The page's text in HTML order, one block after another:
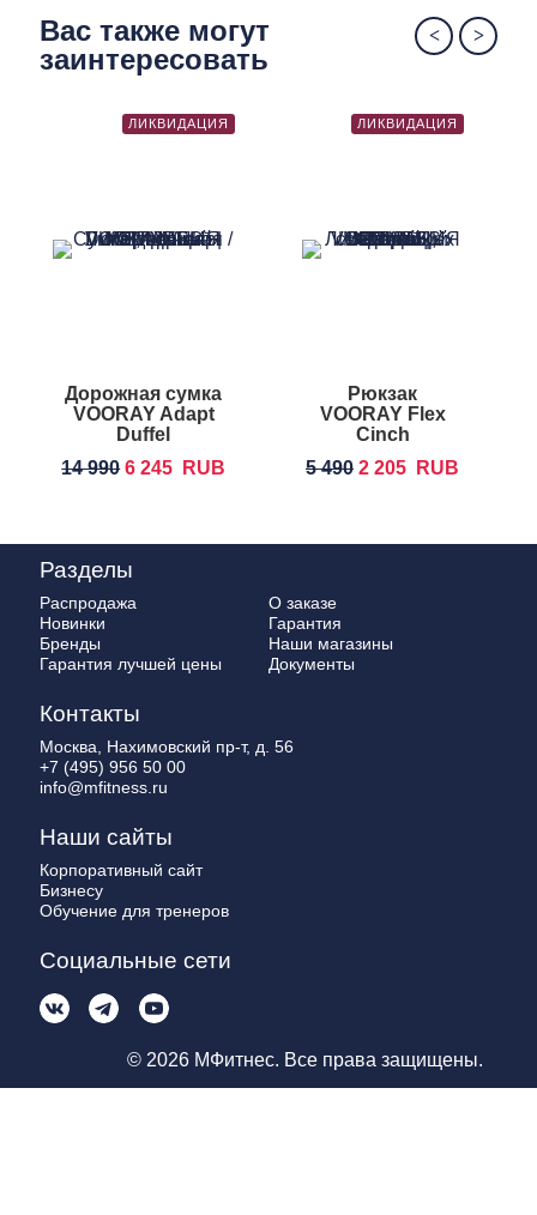
Вас также могут
заинтересовать
ЛИКВИДАЦИЯ
Дорожная сумка
VOORAY Adapt
Duffel
14 990 6 245 RUB
ЛИКВИДАЦИЯ
Рюкзак
VOORAY Flex
Cinch
5 490 2 205 RUB
Разделы
Распродажа
Новинки
Бренды
Гарантия лучшей цены
О заказе
Гарантия
Наши магазины
Документы
Контакты
Москва, Нахимовский пр-т, д. 56
+7 (495) 956 50 00
info@mfitness.ru
Наши сайты
Корпоративный сайт
Бизнесу
Обучение для тренеров
Социальные сети
© 2026 МФитнес. Все права защищены.